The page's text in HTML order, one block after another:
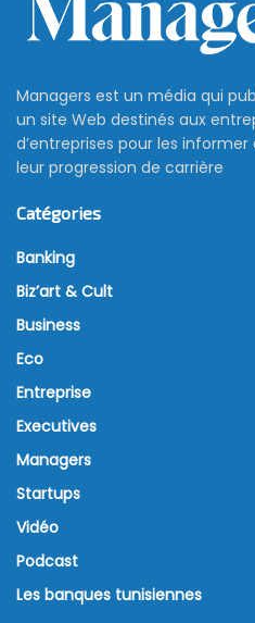
Managers est un média qui
un site Web destinés aux
d’entreprises pour les
leur progression de carrière
Catégories
Banking
Biz’art & Cult
Business
Eco
Entreprise
Executives
Managers
Startups
Vidéo
Podcast
Les banques tunisiennes